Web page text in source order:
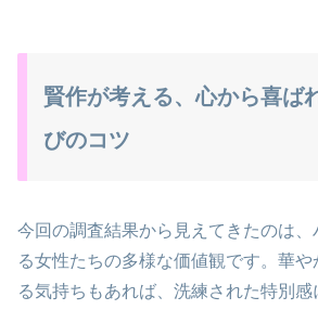
賢作が考える、心から喜ば
びのコツ
今回の調査結果から見えてきたのは
る女性たちの多様な価値観です。華
る気持ちもあれば、洗練された特別